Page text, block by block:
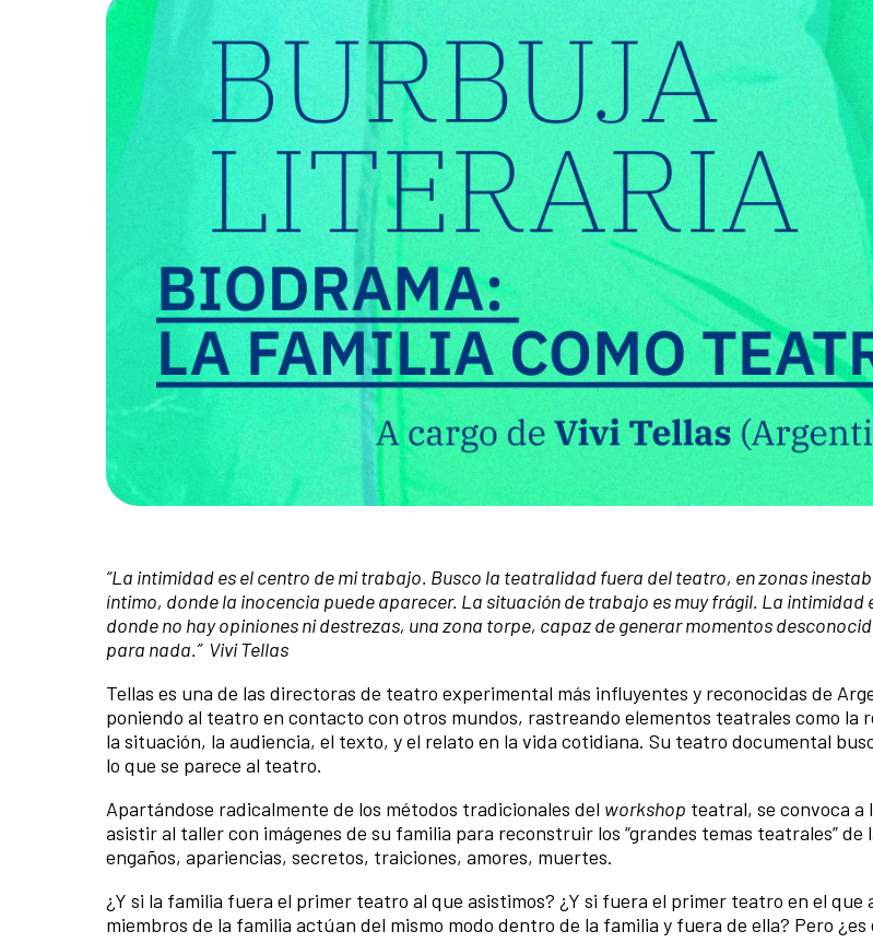
“La intimidad es el centro de mi trabajo. Busco la teatralidad fuera del teatro, en zonas
íntimo, donde la inocencia puede aparecer. La situación de trabajo es muy frágil. La intimidad
donde no hay opiniones ni destrezas, una zona torpe, capaz de generar momentos
para nada.” Vivi Tellas
Tellas es una de las directoras de teatro experimental más influyentes y reconocidas de
poniendo al teatro en contacto con otros mundos, rastreando elementos teatrales como la
la situación, la audiencia, el texto, y el relato en la vida cotidiana. Su teatro documental
lo que se parece al teatro.
Apartándose radicalmente de los métodos tradicionales del workshop teatral, se convoca a
asistir al taller con imágenes de su familia para reconstruir los “grandes temas teatrales”
engaños, apariencias, secretos, traiciones, amores, muertes.
¿Y si la familia fuera el primer teatro al que asistimos? ¿Y si fuera el primer teatro en el que
miembros de la familia actúan del mismo modo dentro de la familia y fuera de ella? Pero